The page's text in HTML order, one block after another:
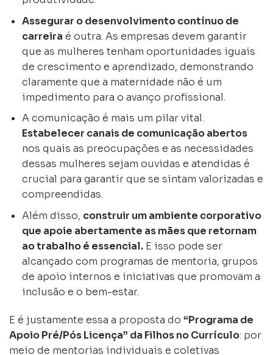
Assegurar o desenvolvimento contínuo de
carreira é outra. As empresas devem garantir
que as mulheres tenham oportunidades iguais
de crescimento e aprendizado, demonstrando
claramente que a maternidade não é um
impedimento para o avanço profissional.
A comunicação é mais um pilar vital.
Estabelecer canais de comunicação abertos
nos quais as preocupações e as necessidades
dessas mulheres sejam ouvidas e atendidas é
crucial para garantir que se sintam valorizadas e
compreendidas.
Além disso, construir um ambiente corporativo
que apoie abertamente as mães que retornam
ao trabalho é essencial.E isso pode ser
alcançado com programas de mentoria, grupos
de apoio internos e iniciativas que promovam a
inclusão e o bem-estar.
E é justamente essa a proposta do “Programa de
Apoio Pré/Pós Licença” da Filhos no Currículo: por
meio de mentorias individuais e coletivas